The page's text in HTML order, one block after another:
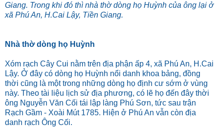
Giang. Trong khi đó thì nhà thờ dòng họ Huỳnh của ông lại ở
xã Phú An, H.Cai Lậy, Tiền Giang.
Nhà thờ dòng họ Huỳnh
Xóm rạch Cây Cui nằm trên địa phận ấp 4, xã Phú An, H.Cai
Lậy. Ở đây có dòng họ Huỳnh nổi danh khoa bảng, đồng
thời cũng là một trong những dòng họ định cư sớm ở vùng
này. Theo tài liệu lịch sử địa phương, có lẽ họ đến đây thời
ông Nguyễn Văn Cối tái lập làng Phú Sơn, tức sau trận
Rạch Gầm - Xoài Mút 1785. Hiện ở Phú An vẫn còn địa
danh rạch Ông Cối.